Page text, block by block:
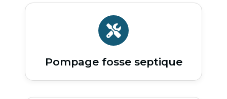
Pompage fosse septique